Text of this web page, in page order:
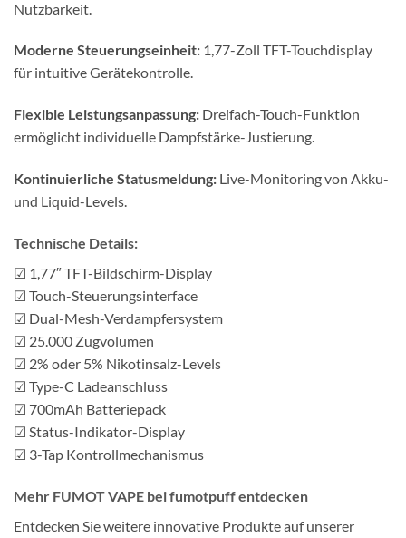
Nutzbarkeit.
Moderne Steuerungseinheit: 1,77-Zoll TFT-Touchdisplay
für intuitive Gerätekontrolle.
Flexible Leistungsanpassung: Dreifach-Touch-Funktion
ermöglicht individuelle Dampfstärke-Justierung.
Kontinuierliche Statusmeldung: Live-Monitoring von Akku-
und Liquid-Levels.
Technische Details:
☑ 1,77″ TFT-Bildschirm-Display
☑ Touch-Steuerungsinterface
☑ Dual-Mesh-Verdampfersystem
☑ 25.000 Zugvolumen
☑ 2% oder 5% Nikotinsalz-Levels
☑ Type-C Ladeanschluss
☑ 700mAh Batteriepack
☑ Status-Indikator-Display
☑ 3-Tap Kontrollmechanismus
Mehr FUMOT VAPE bei fumotpuff entdecken
Entdecken Sie weitere innovative Produkte auf unserer